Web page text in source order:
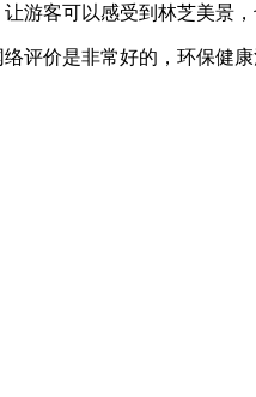
游客可以感受到林芝美景
评价是非常好的，环保健